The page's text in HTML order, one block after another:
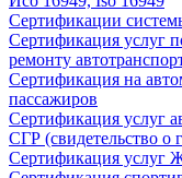
Сертификации
Сертификация услуг
ремонту
Сертификация на
пассажиров
Сертификация услуг
СГР (свидетельство о
Сертификация услуг